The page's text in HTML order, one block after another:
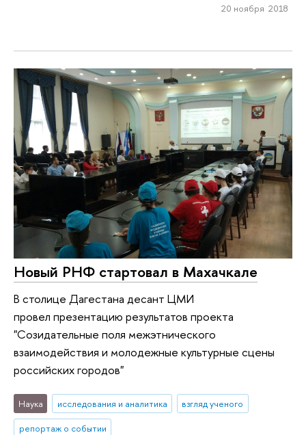
20 ноября 2018
Новый РНФ стартовал в Махачкале
В столице Дагестана десант ЦМИ
провел презентацию результатов проекта
"Созидательные поля межэтнического
взаимодействия и молодежные культурные сцены
российских городов"
Наука исследования и аналитика
взгляд ученого
репортаж о событии